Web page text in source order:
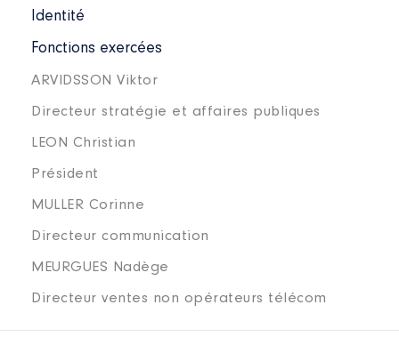
Identité
Fonctions exercées
ARVIDSSON Viktor
Directeur stratégie et affaires publiques
LEON Christian
Président
MULLER Corinne
Directeur communication
MEURGUES Nadège
Directeur ventes non opérateurs télécom